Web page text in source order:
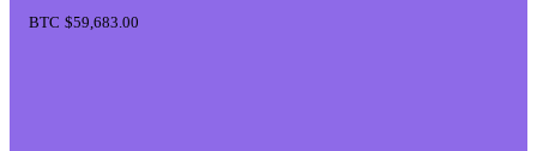
BTC $59,683.00